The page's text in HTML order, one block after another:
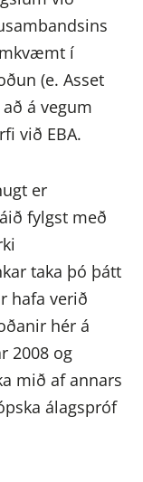
í
(e. Asset
á vegum
við EBA.
er
fylgst með
taka þó þátt
hafa verið
hér á
2008 og
mið af annars
álagspróf